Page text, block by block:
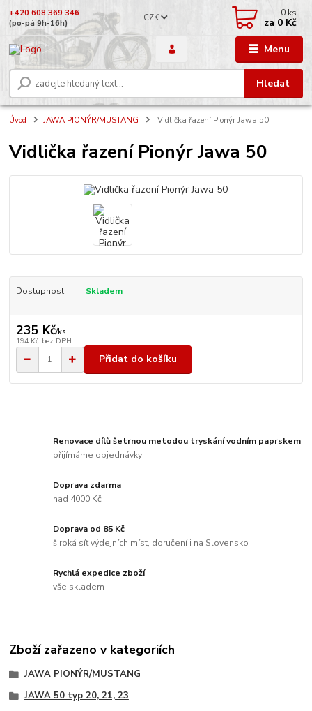
Menu
CZK
Hledat
+420 608 369 346
(po-pá 9h-16h)
0 ks
za 0 Kč
Úvod JAWA PIONÝR/MUSTANG Vidlička řazení Pionýr Jawa 50
Vidlička řazení Pionýr Jawa 50
Dostupnost Skladem
235 Kč/ks
194 Kč bez DPH
Přidat do košíku
Renovace dílů šetrnou metodou tryskání vodním paprskem
přijímáme objednávky
Doprava zdarma
nad 4000 Kč
Doprava od 85 Kč
široká síť výdejních míst, doručení i na Slovensko
Rychlá expedice zboží
vše skladem
Zboží zařazeno v kategoriích
JAWA PIONÝR/MUSTANG
JAWA 50 typ 20, 21, 23